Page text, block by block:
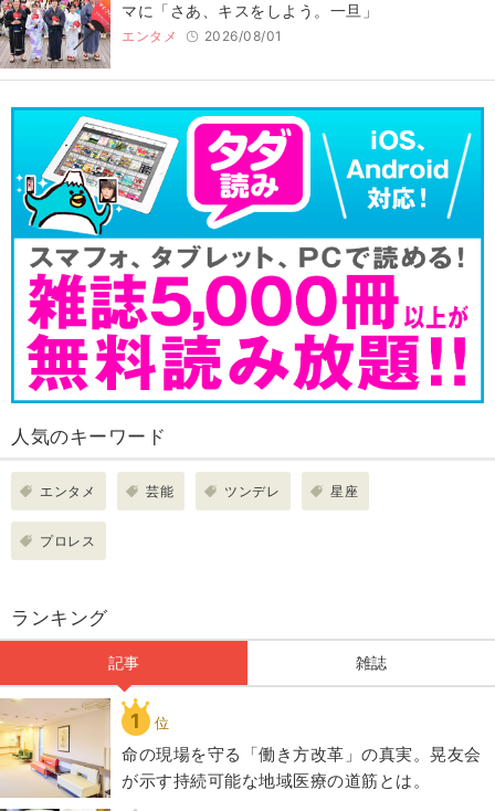
マに「さあ、キスをしよう。一旦」
エンタメ 2026/08/01
人気のキーワード
エンタメ 芸能 ツンデレ 星座
プロレス
ランキング
記事 雑誌
1 位
​命の現場を守る「働き方改革」の真実。晃友会
が示す持続可能な地域医療の道筋とは。